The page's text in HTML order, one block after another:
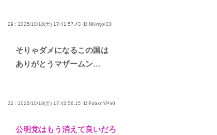
29 : 2025/10/18(土) 17:41:57.43 ID:NKimjoIC0
そりゃダメになるこの国は
ありがとうマザームン…
32 : 2025/10/18(土) 17:42:56.15 ID:FobxnYPn0
公明党はもう消えて良いだろ